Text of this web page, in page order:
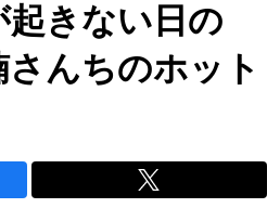
きない日の
さんちのホット